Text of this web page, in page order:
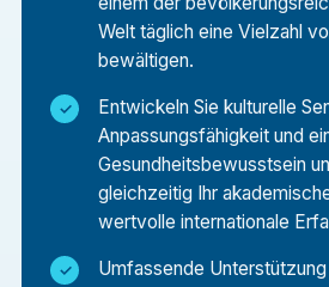
Das Leben und Arbeiten in
helfen, Resilienz, kulturelle
Kommunikationsfähigkeiten zu
denen Sie sowohl beruflich als
profitieren werden.
Welche Aufgaben werde ich im
medizinischen Wahlpraktikums
Welt täglich eine Vielzahl
bewältigen.
Entwickeln Sie kulturelle
Anpassungsfähigkeit und
Gesundheitsbewusstsein
gleichzeitig Ihr
wertvolle internationale
Umfassende Unterstützung